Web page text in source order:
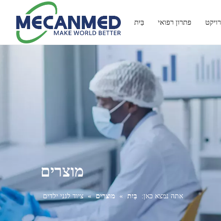
בַּיִת פתרון רפואי
מוצרים
אתה נמצא כאן: בַּיִת » מוצרים » ציוד לגני ילדים